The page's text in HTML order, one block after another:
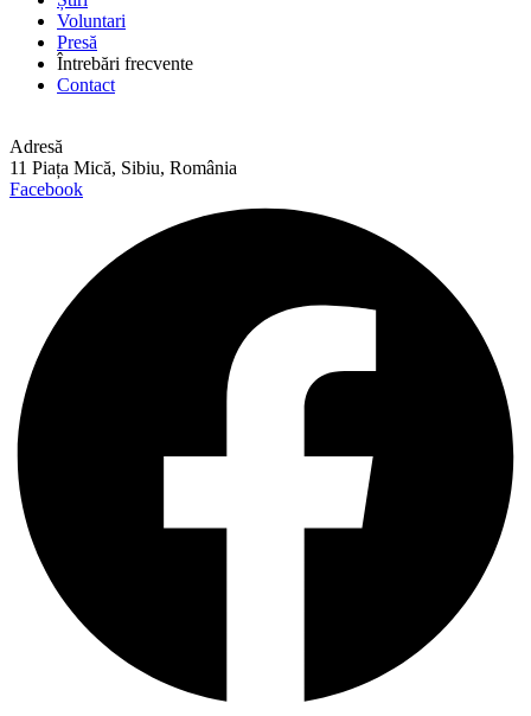
Voluntari
Presă
Întrebări frecvente
Contact
Adresă
11 Piața Mică, Sibiu, România
Facebook